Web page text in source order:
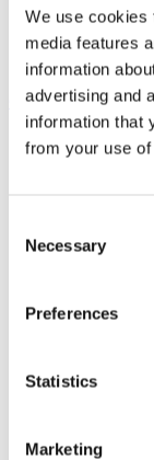
We use cookies
media features
information
advertising and
information that
from your use
Selection
Necessary
Preferences
Statistics
Marketing
Melkmachine
Slangen
Melkslang
Ga naar het einde